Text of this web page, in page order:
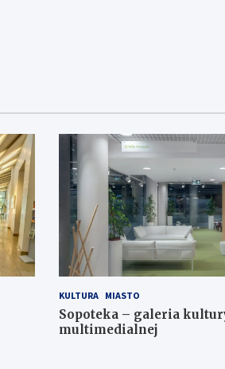
KULTURA MIASTO
Sopoteka – galeria
multimedialnej